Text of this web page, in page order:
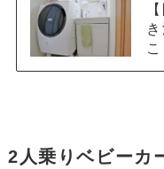
2人乗りベビーカ